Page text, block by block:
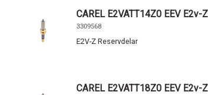
CAREL E2VATT14Z0 EEV E2v-
3309568
E2V-Z Reservdelar
CAREL E2VATT18Z0 EEV E2v-